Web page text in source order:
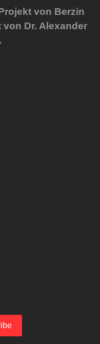
von Berzin
von Dr. Alexander